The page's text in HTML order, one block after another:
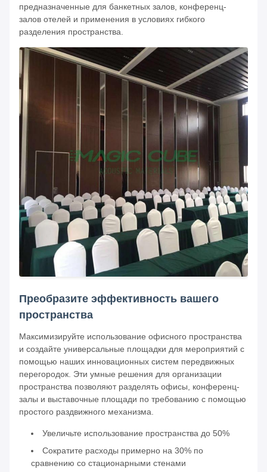
предназначенные для банкетных залов, конференц-
залов отелей и применения в условиях гибкого
разделения пространства.
Преобразите эффективность вашего
пространства
Максимизируйте использование офисного пространства
и создайте универсальные площадки для мероприятий с
помощью наших инновационных систем передвижных
перегородок. Эти умные решения для организации
пространства позволяют разделять офисы, конференц-
залы и выставочные площади по требованию с помощью
простого раздвижного механизма.
Увеличьте использование пространства до 50%
Сократите расходы примерно на 30% по
сравнению со стационарными стенами